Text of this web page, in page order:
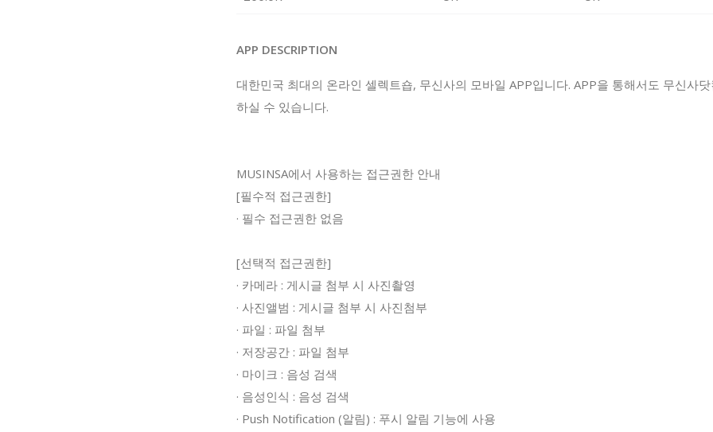
APP DESCRIPTION
대한민국 최대의 온라인 셀렉트숍, 무신사의 모바일 APP입니다. APP을 통해서도 무신사
하실 수 있습니다.
MUSINSA에서 사용하는 접근권한 안내
[필수적 접근권한]
· 필수 접근권한 없음
[선택적 접근권한]
· 카메라 : 게시글 첨부 시 사진촬영
· 사진앨범 : 게시글 첨부 시 사진첨부
· 파일 : 파일 첨부
· 저장공간 : 파일 첨부
· 마이크 : 음성 검색
· 음성인식 : 음성 검색
· Push Notification (알림) : 푸시 알림 기능에 사용